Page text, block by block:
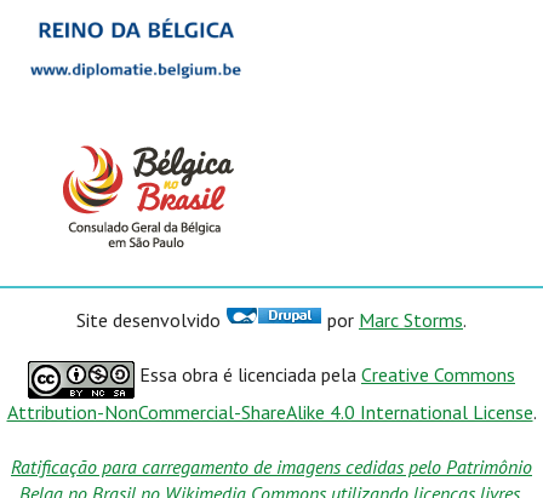
Site desenvolvido por Marc Storms.
Essa obra é licenciada pela Creative Commons
Attribution-NonCommercial-ShareAlike 4.0 International License.
Ratificação para carregamento de imagens cedidas pelo Patrimônio
Belga no Brasil no Wikimedia Commons utilizando licenças livres.